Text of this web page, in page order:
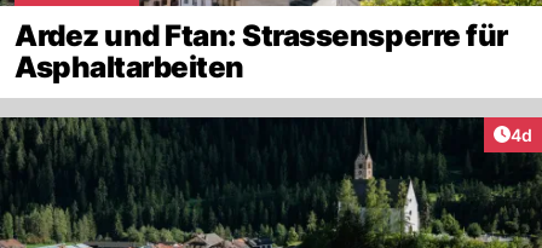
Ardez und Ftan: Strassensperre für
Asphaltarbeiten
4d